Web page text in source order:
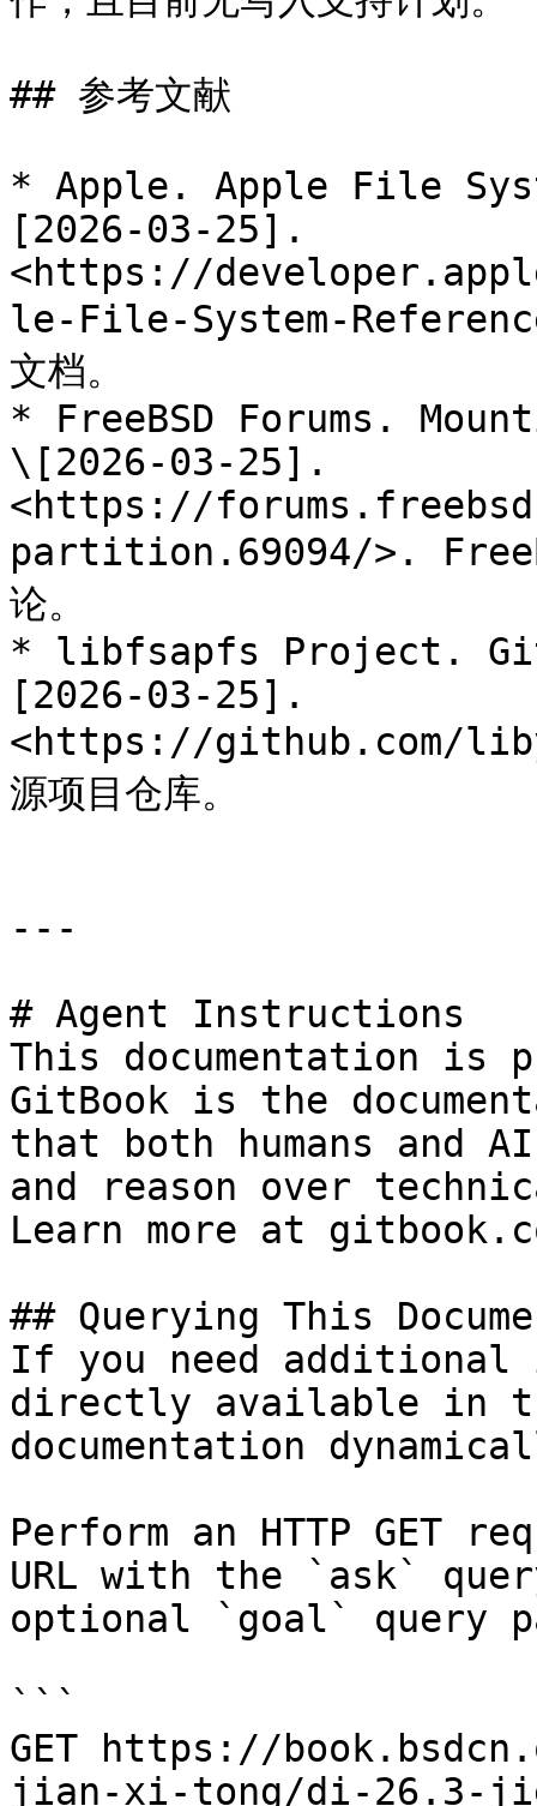
## 参考文献
* Apple. Apple File
[2026-03-25].
<https://
le-File-System-
文档。
* FreeBSD Forums.
\[2026-03-25].
<https://
partition.69094/>.
论。
* libfsapfs Project.
[2026-03-25].
<https://github.com/
源项目仓库。
---
# Agent Instructions
This documentation is
GitBook is the
that both humans and
and reason over
Learn more at
## Querying This
If you need
directly available in
documentation
Perform an HTTP GET
URL with the `ask`
optional `goal` query
```
GET https://
jian-xi-tong/di-26.3-